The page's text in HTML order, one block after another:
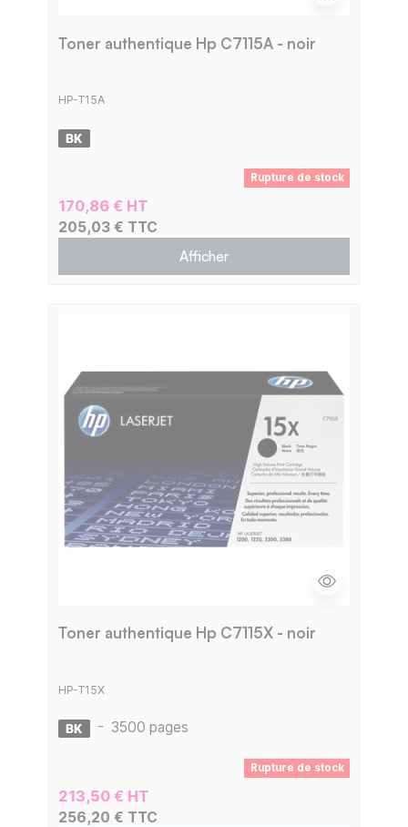
Toner authentique Hp C7115A - noir
HP-T15A
Rupture de stock
170,86 € HT
205,03 € TTC
Afficher
Toner authentique Hp C7115X - noir
HP-T15X
- 3500 pages
Rupture de stock
213,50 € HT
256,20 € TTC